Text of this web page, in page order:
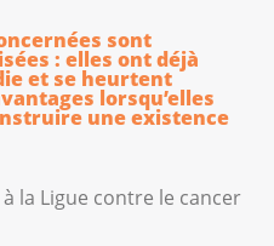
sont
: elles ont déjà
et se heurtent
lorsqu’elles
une existence
la Ligue contre le cancer